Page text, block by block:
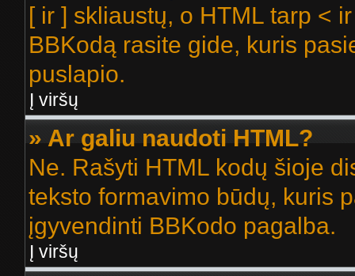
[ ir ] skliaustų, o HTML tarp <
BBKodą rasite gide, kuris
puslapio.
Į viršų
» Ar galiu naudoti HTML?
Ne. Rašyti HTML kodų šioje
teksto formavimo būdų, kuris
įgyvendinti BBKodo pagalba.
Į viršų